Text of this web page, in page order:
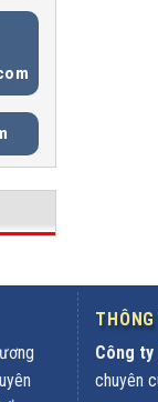
Công ty
chuyên